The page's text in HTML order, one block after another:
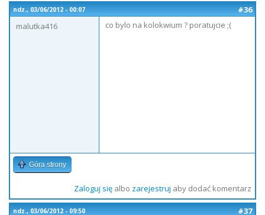
ndz., 03/06/2012 - 00:07
#36
malutka416
co bylo na kolokwium ? poratujcie ;(
Góra strony
Zaloguj sięalbo zarejestruj aby dodać komentarz
ndz., 03/06/2012 - 09:50
#37